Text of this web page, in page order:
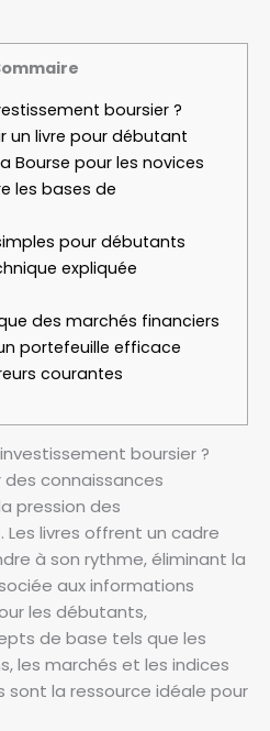
boursier ?
un livre pour débutant
Bourse pour les novices
les bases de
pour débutants
expliquée
des marchés financiers
portefeuille efficace
courantes
boursier ?
des connaissances
pression des
livres offrent un cadre
à son rythme, éliminant la
aux informations
les débutants,
de base tels que les
les marchés et les indices
sont la ressource idéale pour